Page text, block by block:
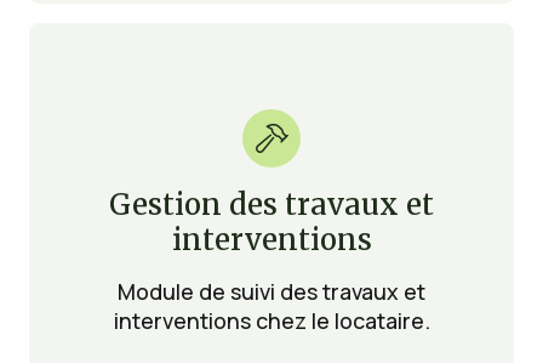

Gestion des travaux et
interventions
Module de suivi des travaux et
interventions chez le locataire.